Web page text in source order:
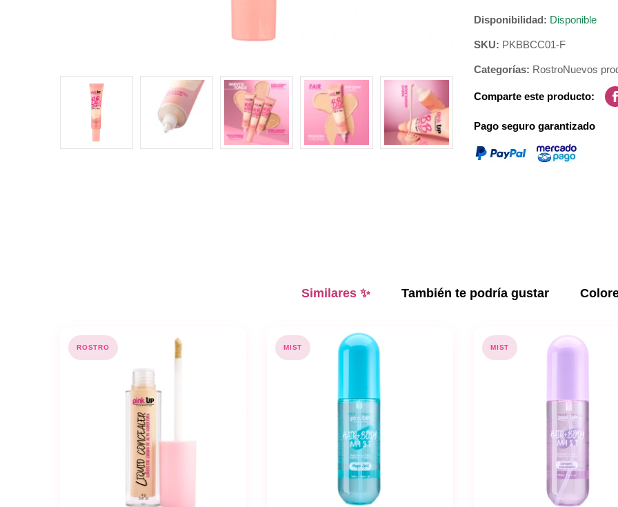
Disponibilidad: Disponible
SKU: PKBBCC01-F
Categorías: RostroNuevos
Comparte este producto:
Pago seguro garantizado
Similares ✨ También te podría gustar
ROSTRO MIST MIST